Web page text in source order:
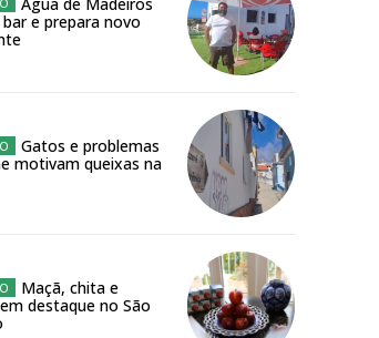
e prepara novo
Gatos e problemas
motivam queixas na
Maçã, chita e
destaque no São